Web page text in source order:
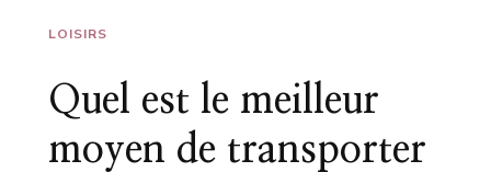
LOISIRS
Quel est le meilleur
moyen de transporter